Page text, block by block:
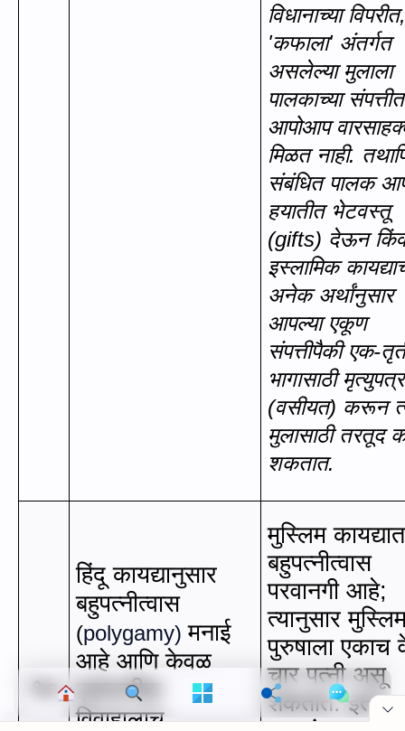
विधानाच्या विपरीत
'कफाला' अंतर्गत
असलेल्या मुलाला
पालकाच्या संपत्तीत
आपोआप
मिळत नाही.
संबंधित पालक
हयातीत भेटवस्तू
(gifts) देऊन
इस्लामिक
अनेक अर्थांनुसार
आपल्या एकूण
संपत्तीपैकी एक-
भागासाठी मृत्युपत्र
(वसीयत) करून
मुलासाठी तरतूद
शकतात.
१०
हिंदू कायद्यानुसार
बहुपत्नीत्वास
(polygamy)मनाई
आहे आणि केवळ
एकपत्नीक
विवाहालाच
मुस्लिम कायद्यात
बहुपत्नीत्वास
परवानगी आहे;
त्यानुसार
पुरुषाला एकाच
चार पत्नी असू
शकतात. इतर